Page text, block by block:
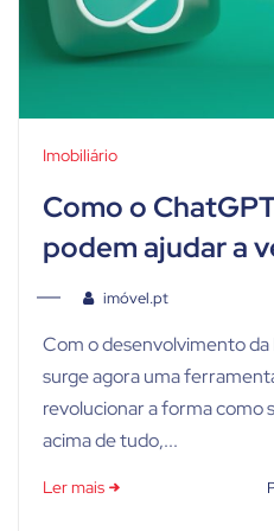
Imobiliário
Como o
podem ajudar a
imóvel.pt
Com o desenvolvimento
surge agora uma
revolucionar a forma como
acima de tudo,...
Ler mais